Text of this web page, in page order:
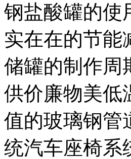
钢盐酸罐的使
实在在的节能
储罐的制作周
供价廉物美低
值的玻璃钢管
统汽车座椅系